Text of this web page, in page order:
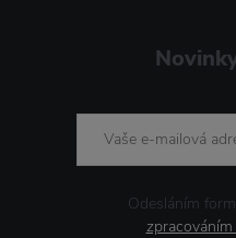
Odesláním